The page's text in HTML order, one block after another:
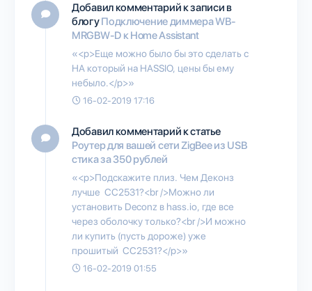
Добавил комментарий к записи в
блогуПодключение диммера WB-
MRGBW-D к Home Assistant
«<p>Еще можно было бы это сделать с
НА который на HASSIO, цены бы ему
небыло.</p>»
16-02-2019 17:16
Добавил комментарий к статье
Роутер для вашей сети ZigBee из USB
стика за 350 рублей
«<p>Подскажите плиз. Чем Деконз
лучше CC2531?<br />Можно ли
установить Deconz в hass.io, где все
через оболочку только?<br />И можно
ли купить (пусть дороже) уже
прошитый CC2531?</p>»
16-02-2019 01:55